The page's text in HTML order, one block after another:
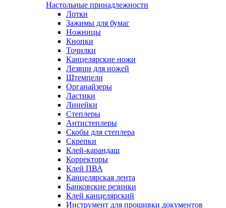
Настольные принадлежности
Лотки
Зажимы для бумаг
Ножницы
Кнопки
Точилки
Канцелярские ножи
Лезвии для ножей
Штемпели
Органайзеры
Ластики
Линейки
Степлеры
Антистеплеры
Скобы для степлера
Скрепки
Клей-карандаш
Корректоры
Клей ПВА
Канцелярская лента
Банковские резинки
Клей канцелярский
Инструмент для прошивки документов